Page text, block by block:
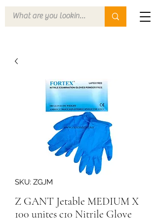
SKU: ZGJM
Z GANT Jetable MEDIUM X
100 unites c10 Nitrile Glove